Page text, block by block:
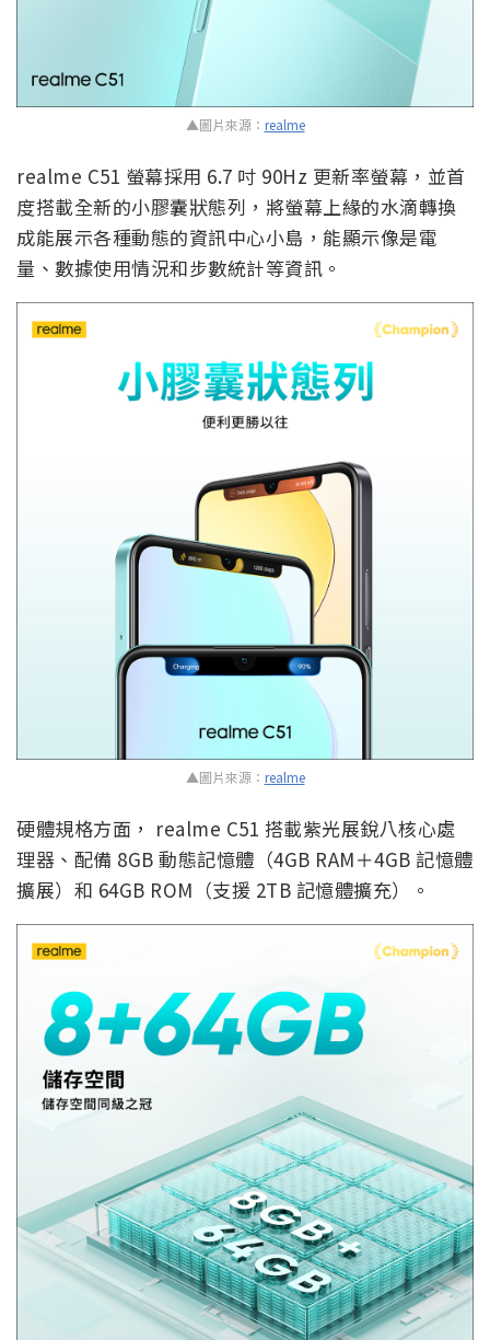
▲圖片來源： realme
realme C51 螢幕採用 6.7 吋 90Hz 更新率螢幕，並首
度搭載全新的小膠囊狀態列，將螢幕上緣的水滴轉換
成能展示各種動態的資訊中心小島，能顯示像是電
量、數據使用情況和步數統計等資訊。
▲圖片來源： realme
硬體規格方面， realme C51 搭載紫光展銳八核心處
理器、配備 8GB 動態記憶體（4GB RAM＋4GB 記憶體
擴展）和 64GB ROM（支援 2TB 記憶體擴充）。